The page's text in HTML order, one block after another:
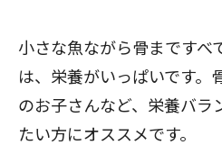
小さな魚ながら骨まですべ
は、栄養がいっぱいです。
のお子さんなど、栄養バラ
たい方にオススメです。